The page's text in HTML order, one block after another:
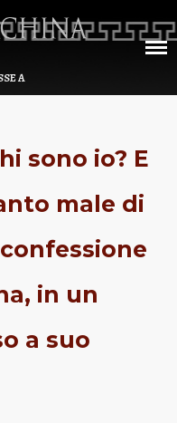
DI DEM
A
sono io? E
male di
in un
a suo